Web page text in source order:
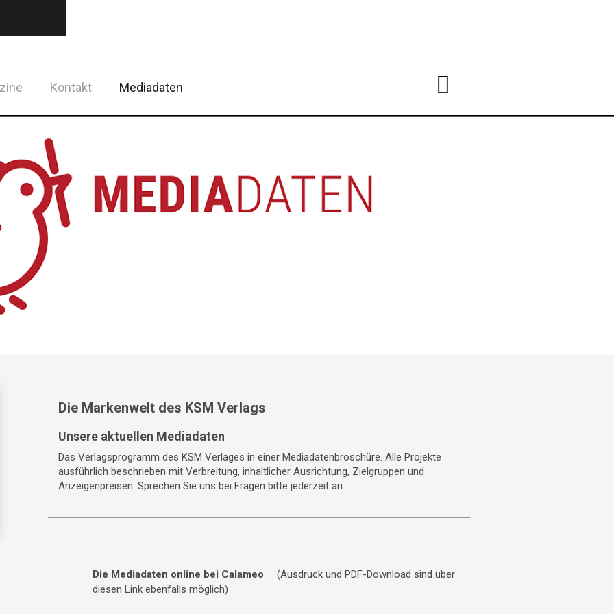
Kontakt Mediadaten
Die Markenwelt des KSM Verlags
Unsere aktuellen Mediadaten
Das Verlagsprogramm des KSM Verlages in einer Mediadatenbroschüre. Alle Projekte
ausführlich beschrieben mit Verbreitung, inhaltlicher Ausrichtung, Zielgruppen und
Anzeigenpreisen. Sprechen Sie uns bei Fragen bitte jederzeit an.
Die Mediadaten online bei Calameo
(Ausdruck und PDF-Download sind über
diesen Link ebenfalls möglich)